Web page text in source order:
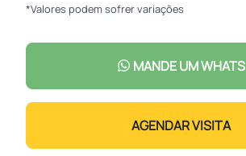
*Valores podem sofrer variações
MANDE UM WHATS
AGENDAR VISITA